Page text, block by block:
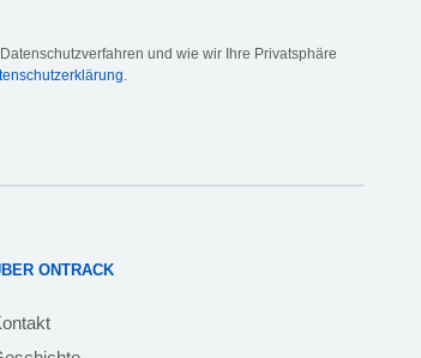
und wie wir Ihre Privatsphäre
.
ONTRACK